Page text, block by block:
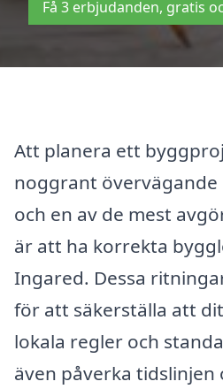
Få 3 erbjudanden, gratis
Att planera ett
noggrant övervägande
och en av de mest
är att ha korrekta
Ingared. Dessa
för att säkerställa att
lokala regler och
även påverka tidslinjen